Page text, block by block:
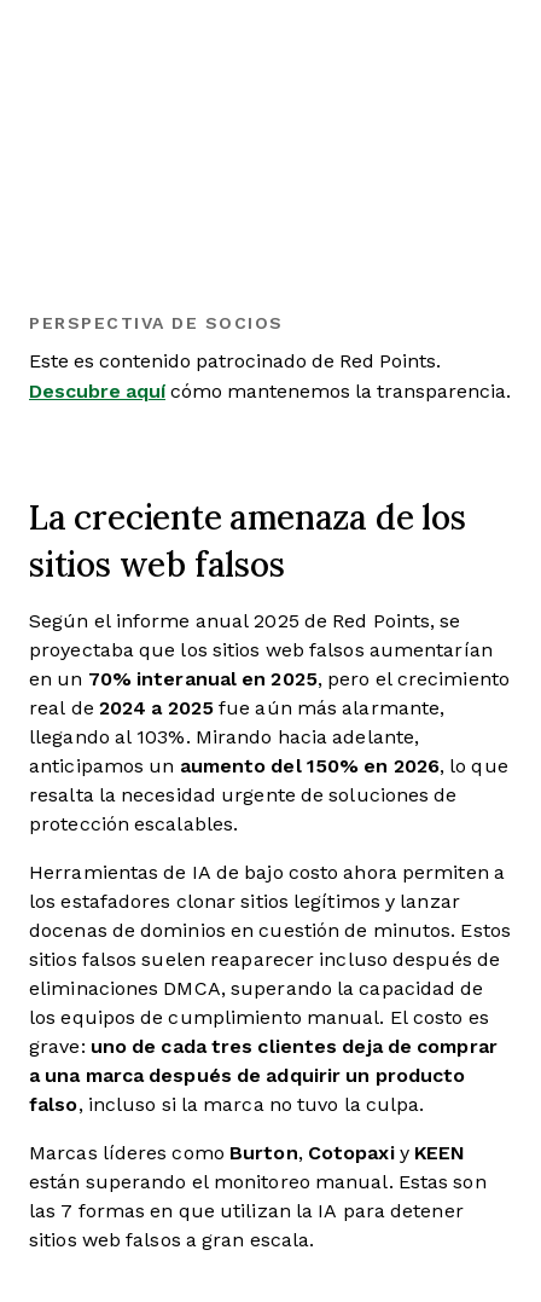
PERSPECTIVA DE SOCIOS
Este es contenido patrocinado de Red Points.
Descubre aquí cómo mantenemos la transparencia.
La creciente amenaza de los
sitios web falsos
Según el informe anual 2025 de Red Points, se
proyectaba que los sitios web falsos aumentarían
en un 70% interanual en 2025, pero el crecimiento
real de 2024 a 2025fue aún más alarmante,
llegando al 103%. Mirando hacia adelante,
anticipamos un aumento del 150% en 2026, lo que
resalta la necesidad urgente de soluciones de
protección escalables.
Herramientas de IA de bajo costo ahora permiten a
los estafadores clonar sitios legítimos y lanzar
docenas de dominios en cuestión de minutos. Estos
sitios falsos suelen reaparecer incluso después de
eliminaciones DMCA, superando la capacidad de
los equipos de cumplimiento manual. El costo es
grave: uno de cada tres clientes deja de comprar
a una marca después de adquirir un producto
falso, incluso si la marca no tuvo la culpa.
Marcas líderes como Burton, Cotopaxiy KEEN
están superando el monitoreo manual. Estas son
las 7 formas en que utilizan la IA para detener
sitios web falsos a gran escala.